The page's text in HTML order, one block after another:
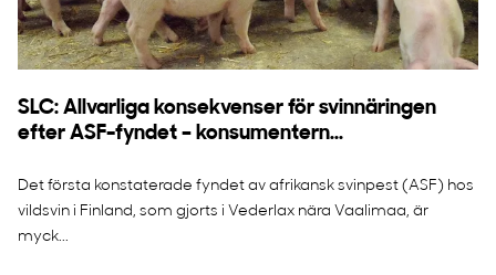
SLC: Allvarliga konsekvenser för svinnäringen
efter ASF-fyndet – konsumentern...
Det första konstaterade fyndet av afrikansk svinpest (ASF) hos
vildsvin i Finland, som gjorts i Vederlax nära Vaalimaa, är
myck...